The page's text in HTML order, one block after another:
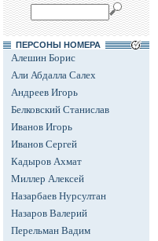
ПЕРСОНЫ НОМЕРА
Алешин Борис
Али Абдалла Салех
Андреев Игорь
Белковский Станислав
Иванов Игорь
Иванов Сергей
Кадыров Ахмат
Миллер Алексей
Назарбаев Нурсултан
Назаров Валерий
Перельман Вадим